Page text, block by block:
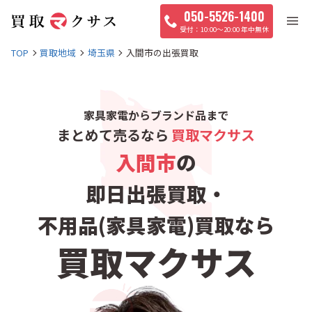
050-5526-1400
10:00〜20:00 年中無休
TOP 買取地域 埼玉県 入間市の出張買取
家具家電からブランド品まで
まとめて売るなら 買取マクサス
入間市の
即日出張買取・
不用品(家具家電)買取なら
買取マクサス